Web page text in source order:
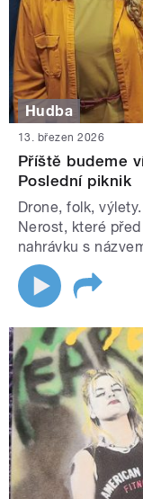
Hudba
13. březen 2026
Příště budeme
Poslední piknik
Drone, folk,
Nerost, které
nahrávku s